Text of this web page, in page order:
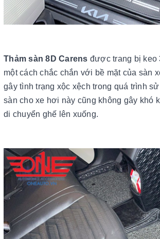
Thảm sàn 8D Carens được trang bị keo
một cách chắc chắn với bề mặt của sàn
gây tình trạng xộc xệch trong quá trình
sàn cho xe hơi này cũng không gây khó
di chuyển ghế lên xuống.